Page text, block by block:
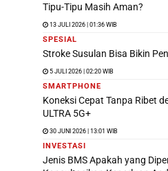
Tipu-Tipu Masih Aman?
13 JULI 2026 | 01:36 WIB
SPESIAL
Stroke Susulan Bisa Bikin
5 JULI 2026 | 02:20 WIB
SMARTPHONE
Koneksi Cepat Tanpa Ribet
ULTRA 5G+
30 JUNI 2026 | 13:01 WIB
INVESTASI
Jenis BMS Apakah yang